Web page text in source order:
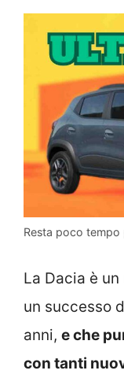
Resta poco
La Dacia è
un successo
anni, e che
con tanti